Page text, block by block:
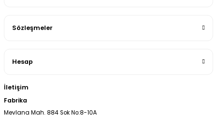
Sözleşmeler
Hesap
İletişim
Fabrika
Mevlana Mah. 884 Sok No:8-10A